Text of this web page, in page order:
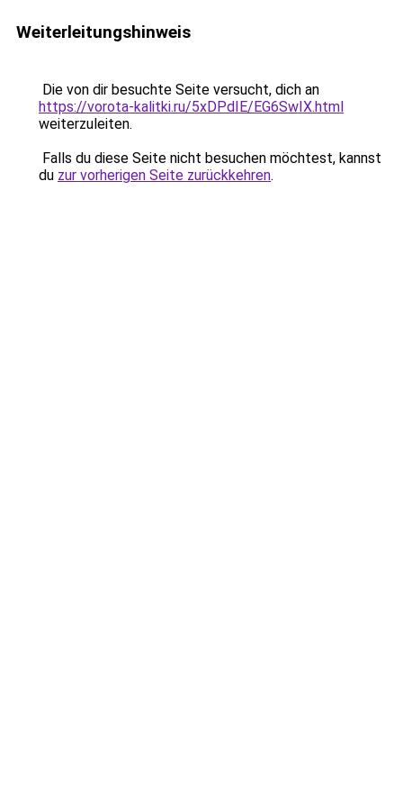
Weiterleitungshinweis
Die von dir besuchte Seite versucht, dich an
https://vorota-kalitki.ru/5xDPdIE/EG6SwIX.html
weiterzuleiten.
Falls du diese Seite nicht besuchen möchtest, kannst
du zur vorherigen Seite zurückkehren.